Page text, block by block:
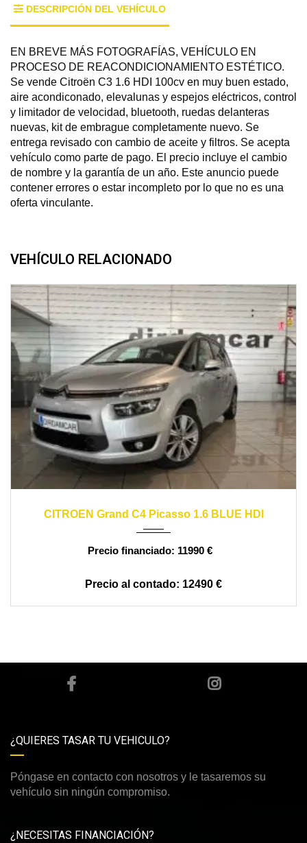
DESCRIPCIÓN DEL VEHÍCULO
EN BREVE MÁS FOTOGRAFÍAS, VEHÍCULO EN
PROCESO DE REACONDICIONAMIENTO ESTÉTICO.
Se vende Citroën C3 1.6 HDI 100cv en muy buen estado,
aire acondiconado, elevalunas y espejos eléctricos, control
y limitador de velocidad, bluetooth, ruedas delanteras
nuevas, kit de embrague completamente nuevo. Se
entrega revisado con cambio de aceite y filtros. Se acepta
vehículo como parte de pago. El precio incluye el cambio
de nombre y la garantía de un año. Este anuncio puede
contener errores o estar incompleto por lo que no es una
oferta vinculante.
VEHÍCULO RELACIONADO
CITROEN Grand C4 Picasso 1.6 BLUE HDI
11990 €
12490 €
¿QUIERES TASAR TU VEHICULO?
Póngase en contacto con nosotros y le tasaremos su
vehículo sin ningún compromiso.
¿NECESITAS FINANCIACIÓN?